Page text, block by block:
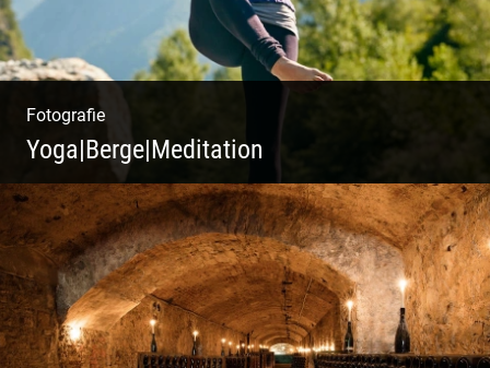
Fotografie
Yoga|Berge|Meditation
Freiheit genießen | Körper, Geist und Energie
| Ruhe und Entspannung | Bewusstsein für
Natur